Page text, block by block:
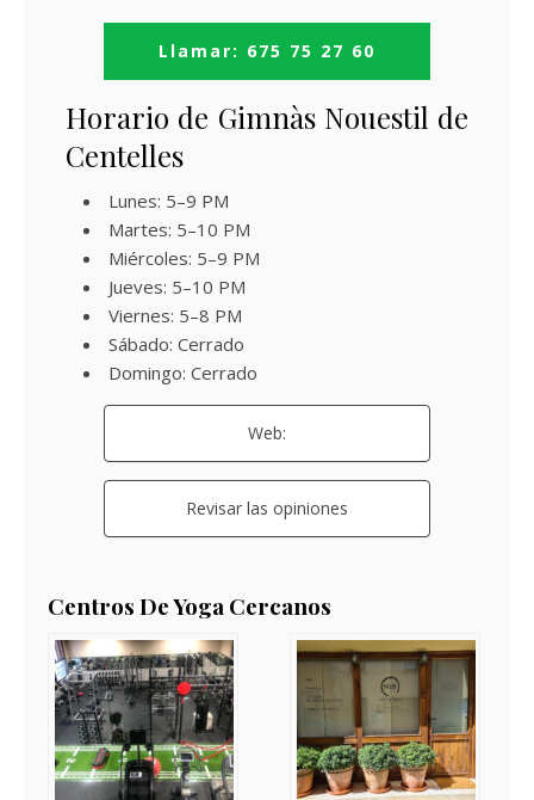
Llamar: 675 75 27 60
Horario de Gimnàs Nouestil de
Centelles
Lunes: 5–9 PM
Martes: 5–10 PM
Miércoles: 5–9 PM
Jueves: 5–10 PM
Viernes: 5–8 PM
Sábado: Cerrado
Domingo: Cerrado
Web:
Revisar las opiniones
Centros De Yoga Cercanos